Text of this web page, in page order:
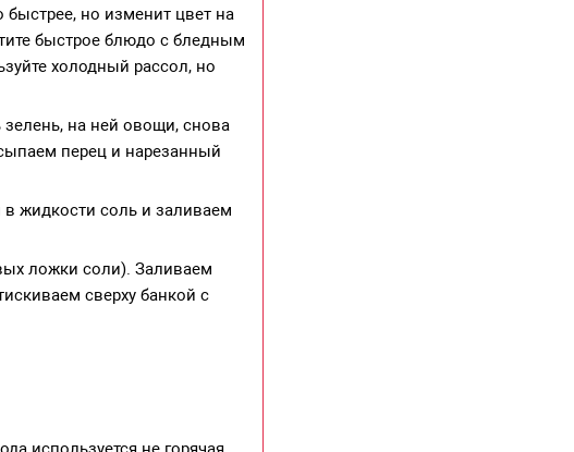
быстрее, но изменит цвет на
быстрое блюдо с бледным
холодный рассол, но
на ней овощи, снова
перец и нарезанный
в жидкости соль и заливаем
ложки соли). Заливаем
сверху банкой с